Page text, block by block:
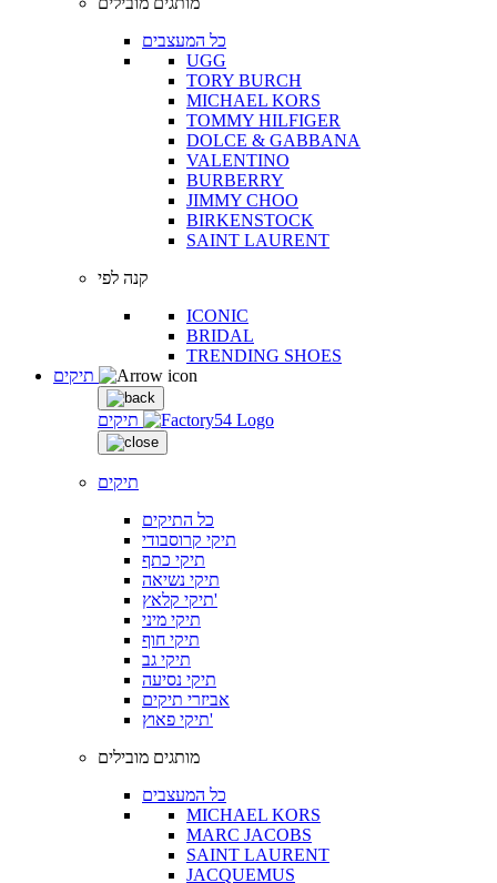
כל המעצבים
UGG
TORY BURCH
MICHAEL KORS
TOMMY HILFIGER
DOLCE & GABBANA
VALENTINO
BURBERRY
JIMMY CHOO
BIRKENSTOCK
SAINT LAURENT
קנה לפי
ICONIC
BRIDAL
TRENDING SHOES
תיקים
תיקים
כל התיקים
תיקי קרוסבודי
תיקי כתף
תיקי נשיאה
תיקי קלאץ'
תיקי מיני
תיקי חוף
תיקי גב
תיקי נסיעה
אביזרי תיקים
תיקי פאוץ'
מותגים מובילים
כל המעצבים
MICHAEL KORS
MARC JACOBS
SAINT LAURENT
JACQUEMUS